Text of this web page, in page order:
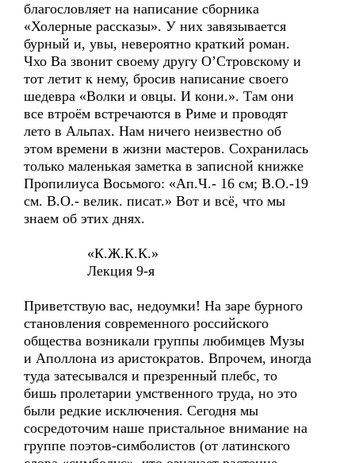
благословляет на написание сборника
«Холерные рассказы». У них завязывается
бурный и, увы, невероятно краткий роман.
Чхо Ва звонит своему другу О’Cтровскому и
тот летит к нему, бросив написание своего
шедевра «Волки и овцы. И кони.». Там они
все втроём встречаются в Риме и проводят
лето в Альпах. Нам ничего неизвестно об
этом времени в жизни мастеров. Сохранилась
только маленькая заметка в записной книжке
Пропилиуса Восьмого: «Ап.Ч.- 16 см; В.О.-19
см. В.О.- велик. писат.» Вот и всё, что мы
знаем об этих днях.
«К.Ж.К.К.»
Лекция 9-я
Приветствую вас, недоумки! На заре бурного
становления современного российского
общества возникали группы любимцев Музы
и Аполлона из аристократов. Впрочем, иногда
туда затесывался и презренный плебс, то
бишь пролетарии умственного труда, но это
были редкие исключения. Сегодня мы
сосредоточим наше пристальное внимание на
группе поэтов-симболистов (от латинского